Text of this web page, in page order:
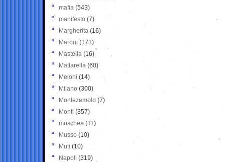
mafia (543)
manifesto (7)
Margherita (16)
Maroni (171)
Mastella (16)
Mattarella (60)
Meloni (14)
Milano (300)
Montezemolo (7)
Monti (357)
moschea (11)
Musso (10)
Muti (10)
Napoli (319)